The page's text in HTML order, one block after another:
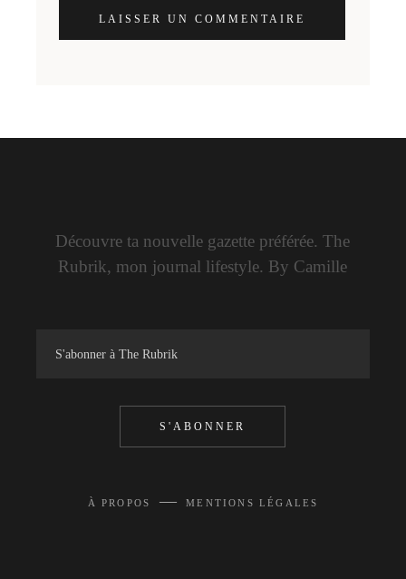
LAISSER UN COMMENTAIRE
Découvre ta nouvelle gazette préférée. The
Rubrik, mon journal lifestyle. By Camille
S'ABONNER
À PROPOS — MENTIONS LÉGALES